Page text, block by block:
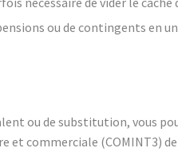
ou de contingents en
ou de substitution, vous
et commerciale (COMINT3)